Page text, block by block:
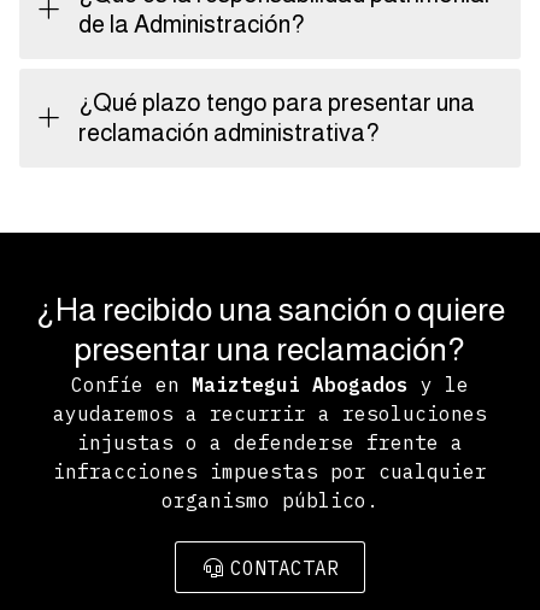
de la Administración?
¿Qué plazo tengo para presentar una
reclamación administrativa?
¿Ha recibido una sanción o quiere
presentar una reclamación?
Confíe en Maiztegui Abogados y le
ayudaremos a recurrir a resoluciones
injustas o a defenderse frente a
infracciones impuestas por cualquier
organismo público.
CONTACTAR